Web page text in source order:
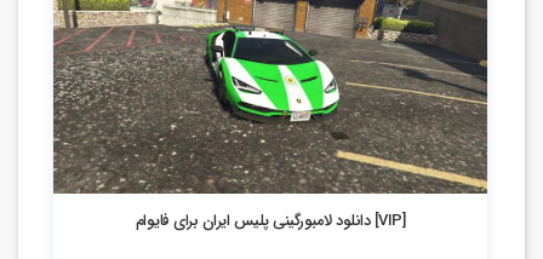
[VIP] دانلود لامبورگینی پلیس ایران برای فایوام